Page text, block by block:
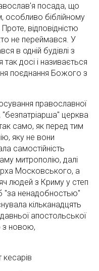
посада, що
особливо біблійному
відповідністю
не переймався. У
в одній будівлі з
досі і називається
поєднання Божого з
православної
"безпатріарша" церква
само, як перед тим
яку не вони
самостійність
митрополію, далі
Московського, а
людей з Криму у степ
"за ненадобностью"
кільканадцять
апостольської
з новою,
кесарів